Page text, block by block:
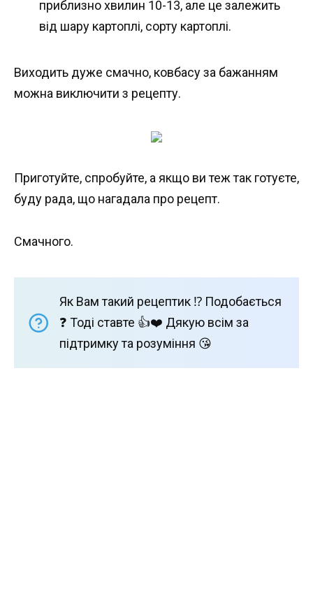
приблизно хвилин 10-13, але це залежить
від шару картоплі, сорту картоплі.
Виходить дуже смачно, ковбасу за бажанням
можна виключити з рецепту.
Приготуйте, спробуйте, а якщо ви теж так готуєте,
буду рада, що нагадала про рецепт.
Смачного.
Як Вам такий рецептик ⁉️ Подобається
❓ Тоді ставте 👍❤️ Дякую всім за
підтримку та розуміння 😘